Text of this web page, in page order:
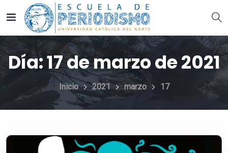
Día:17 de marzo de 2021
Inicio 2021 marzo 17